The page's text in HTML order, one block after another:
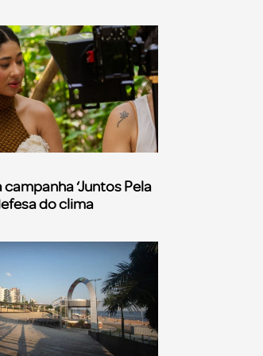
‘Juntos Pela
do clima